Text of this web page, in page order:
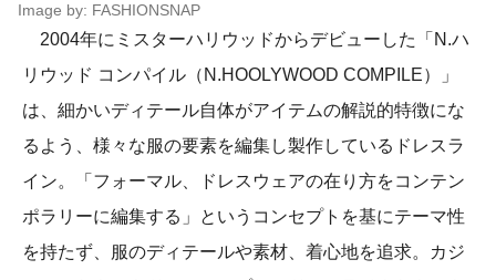
Image by: FASHIONSNAP
2004年にミスターハリウッドからデビューした「N.ハ
リウッド コンパイル（N.HOOLYWOOD COMPILE）」
は、細かいディテール自体がアイテムの解説的特徴にな
るよう、様々な服の要素を編集し製作しているドレスラ
イン。「フォーマル、ドレスウェアの在り方をコンテン
ポラリーに編集する」というコンセプトを基にテーマ性
を持たず、服のディテールや素材、着心地を追求。カジ